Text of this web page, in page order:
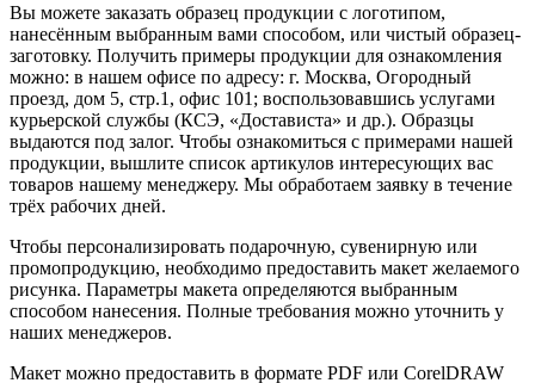
Вы можете заказать образец продукции с логотипом,
нанесённым выбранным вами способом, или чистый образец-
заготовку. Получить примеры продукции для ознакомления
можно: в нашем офисе по адресу: г. Москва, Огородный
проезд, дом 5, стр.1, офис 101; воспользовавшись услугами
курьерской службы (КСЭ, «Достависта» и др.). Образцы
выдаются под залог. Чтобы ознакомиться с примерами нашей
продукции, вышлите список артикулов интересующих вас
товаров нашему менеджеру. Мы обработаем заявку в течение
трёх рабочих дней.
Чтобы персонализировать подарочную, сувенирную или
промопродукцию, необходимо предоставить макет желаемого
рисунка. Параметры макета определяются выбранным
способом нанесения. Полные требования можно уточнить у
наших менеджеров.
Макет можно предоставить в формате PDF или CorelDRAW